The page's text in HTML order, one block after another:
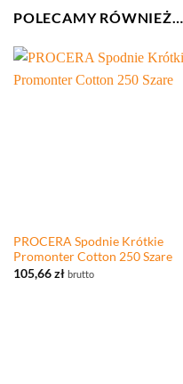
POLECAMY RÓWNIEŻ…
PROCERA Spodnie Krótkie
Promonter Cotton 250 Szare
105,66zł brutto